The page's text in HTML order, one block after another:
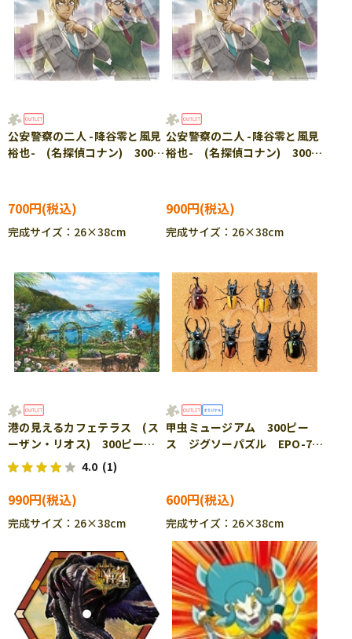
公安警察の二人 -降谷零と風見
裕也- (名探偵コナン) 300ピ
700円
完成サイズ：26×38cm
公安警察の二人 -降谷零と風見
裕也- (名探偵コナン) 300ピ
900円
完成サイズ：26×38cm
港の見えるカフェテラス (ス
ーザン・リオス) 300ピー
ス ジグソーパズル APP-
300-366 ［CP-SS］
4.0 (1)
990円
完成サイズ：26×38cm
甲虫ミュージアム 300ピー
ス ジグソーパズル EPO-79-
600円
完成サイズ：26×38cm